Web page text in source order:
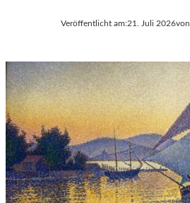
Veröffentlicht am:21. Juli 2026von